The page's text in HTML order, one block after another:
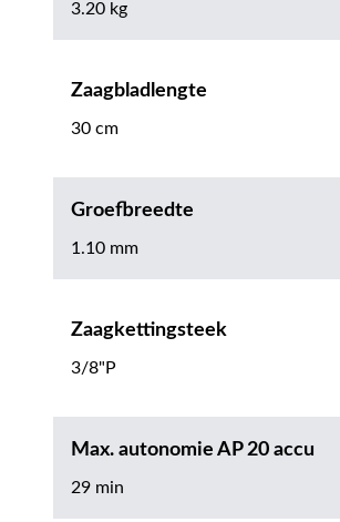
3.20 kg
Zaagbladlengte
30 cm
Groefbreedte
1.10 mm
Zaagkettingsteek
3/8"P
Max. autonomie AP 20 accu
29 min